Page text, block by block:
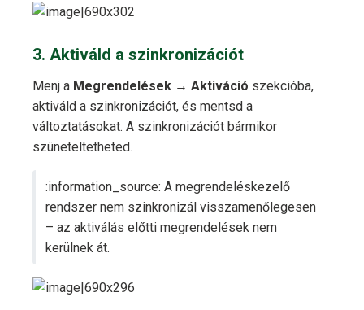
3. Aktiváld a szinkronizációt
Menj a Megrendelések → Aktiváció szekcióba,
aktiváld a szinkronizációt, és mentsd a
változtatásokat. A szinkronizációt bármikor
szüneteltetheted.
:information_source: A megrendeléskezelő
rendszer nem szinkronizál visszamenőlegesen
– az aktiválás előtti megrendelések nem
kerülnek át.